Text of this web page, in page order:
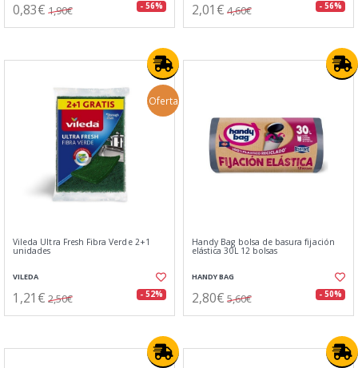
0,83€ 1,90€ - 56% 2,01€ 4,60€ - 56%
Oferta
Vileda Ultra Fresh Fibra Verde 2+1
unidades
VILEDA
1,21€ 2,50€ - 52%
Handy Bag bolsa de basura fijación
elástica 30L 12 bolsas
HANDY BAG
2,80€ 5,60€ - 50%